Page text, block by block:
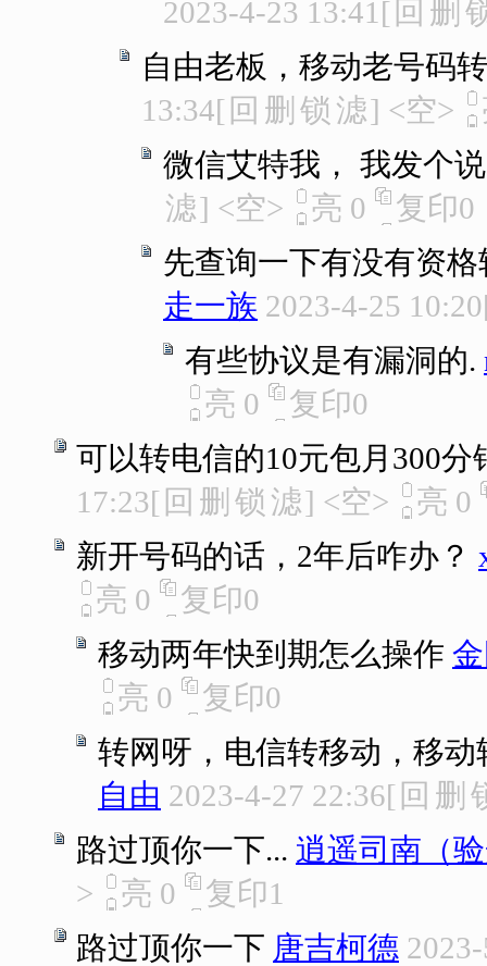
2023-4-23 13:41 [ 回 删
自由老板，移动老号码
13:34[ 回 删 锁 滤] <空>
微信艾特我， 我发个
滤] <空> 亮 0 复印0
先查询一下有没有资
走一族 2023-4-25 10:20
有些协议是有漏洞的.
亮 0 复印0
可以转电信的10元包月300分
17:23[ 回 删 锁 滤] <空> 亮 0
新开号码的话，2年后咋办？
亮 0 复印0
移动两年快到期怎么操作
亮 0 复印0
转网呀，电信转移动，移
自由 2023-4-27 22:36[ 回 删
路过顶你一下... 逍遥司南（
>
亮 0 复印1
路过顶你一下 唐吉柯德